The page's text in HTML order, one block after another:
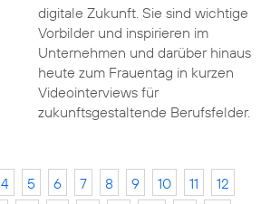
digitale Zukunft. Sie sind wichtige
Vorbilder und inspirieren im
Unternehmen und darüber hinaus
heute zum Frauentag in kurzen
Videointerviews für
zukunftsgestaltende Berufsfelder.
4 5 6 7 8 9 10 11
12